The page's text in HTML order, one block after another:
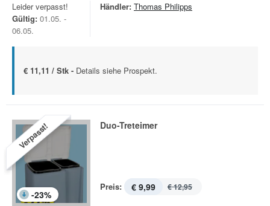
Leider verpasst!
Gültig: 01.05. -
06.05.
Händler: Thomas Philipps
€ 11,11 / Stk - Details siehe Prospekt.
Verpasst!
-23%
Duo-Treteimer
Preis: € 9,99 € 12,95